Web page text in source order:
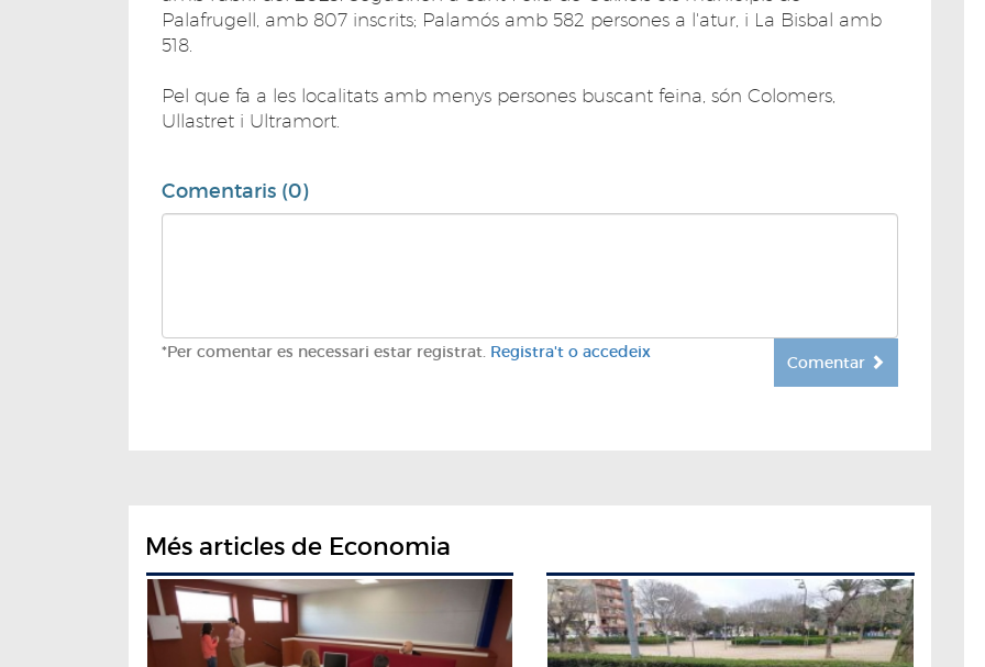
Palafrugell, amb 807 inscrits; Palamós amb 582 persones a l'atur, i La Bisbal amb
518.
Pel que fa a les localitats amb menys persones buscant feina, són Colomers,
Ullastret i Ultramort.
Comentaris (0)
*Per comentar es necessari estar registrat. Registra't o accedeix
Comentar
Més articles de Economia